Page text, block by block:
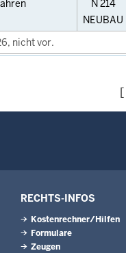
N 214
NEUBAU
nicht vor.
[
RECHTS-INFOS
Kostenrechner/Hilfen
Formulare
Zeugen